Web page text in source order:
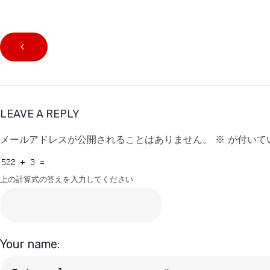
LEAVE A REPLY
メールアドレスが公開されることはありません。 ※ が付いて
上の計算式の答えを入力してください
Your name: